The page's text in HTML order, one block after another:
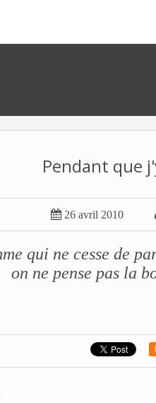
Pendant que
 26 avril 2010
qui ne cesse de
on ne pense pas la